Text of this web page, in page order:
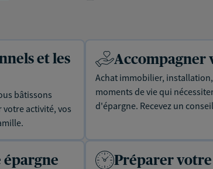
et les
bâtissons
activité, vos
Accompagner
Achat immobilier,
moments de vie qui
d'épargne. Recevez un
épargne Préparer